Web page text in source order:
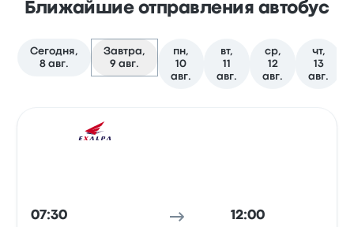
Ближайшие отправления автобус
Сегодня,
8 авг.
Завтра,
9 авг.
пн,
10
авг.
вт,
11
авг.
ср,
12
авг.
чт,
13
авг.
07:30 12:00